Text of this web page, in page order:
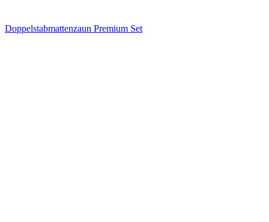
Doppelstabmattenzaun Premium Set